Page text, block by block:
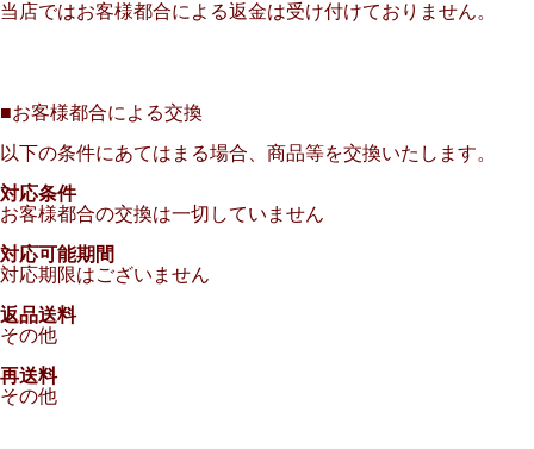
当店ではお客様都合による返金は受け付けておりません。
■お客様都合による交換
以下の条件にあてはまる場合、商品等を交換いたします。
対応条件
お客様都合の交換は一切していません
対応可能期間
対応期限はございません
返品送料
その他
再送料
その他